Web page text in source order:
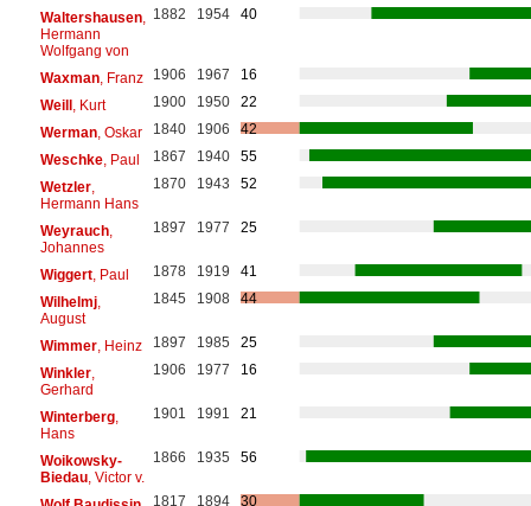
Waltershausen,
Hermann
Wolfgang von
1882 1954 40
Waxman, Franz 1906 1967
16
Weill, Kurt 1900 1950
22
Werman, Oskar 1840 1906
42
Weschke, Paul 1867 1940
55
Wetzler,
Hermann Hans
1870 1943 52
Weyrauch,
Johannes
1897 1977 25
Wiggert, Paul 1878 1919
41
Wilhelmj,
August
1845 1908 44
Wimmer, Heinz 1897 1985
25
Winkler,
Gerhard
1906 1977 16
Winterberg,
Hans
1901 1991 21
Woikowsky-
Biedau, Victor v.
1866 1935 56
1817 1894 30